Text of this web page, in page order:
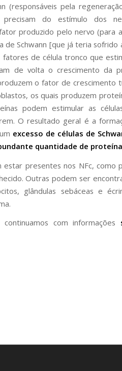
(responsáveis pela
precisam do estímulo dos
produzido pelo nervo (para
de Schwann [que já teria sofrido
de célula tronco que
de volta o crescimento da
o fator de crescimento
os quais produzem
podem estimular as
O resultado geral é a
excesso de células de
quantidade de
estar presentes nos NFc, como
Outras podem ser
glândulas sebáceas e
com informações